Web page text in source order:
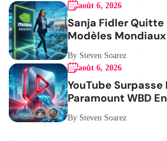
août 6, 2026
Sanja Fidler
Modèles Mondiaux
By Steven Soarez
août 6, 2026
YouTube Surpasse
Paramount WBD
Publicitaires
By Steven Soarez